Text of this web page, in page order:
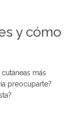
y cómo
más
preocuparte?